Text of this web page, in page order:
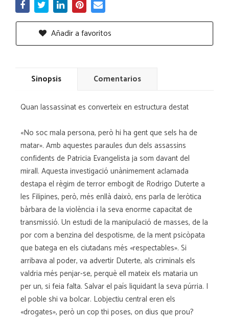
Añadir a favoritos
Sinopsis Comentarios
Quan lassassinat es converteix en estructura destat
«No soc mala persona, però hi ha gent que sels ha de
matar». Amb aquestes paraules dun dels assassins
confidents de Patricia Evangelista ja som davant del
mirall. Aquesta investigació unànimement aclamada
destapa el règim de terror embogit de Rodrigo Duterte a
les Filipines, però, més enllà daixò, ens parla de leròtica
bàrbara de la violència i la seva enorme capacitat de
transmissió. Un estudi de la manipulació de masses, de la
por com a benzina del despotisme, de la ment psicòpata
que batega en els ciutadans més «respectables». Si
arribava al poder, va advertir Duterte, als criminals els
valdria més penjar-se, perquè ell mateix els mataria un
per un, si feia falta. Salvar el país liquidant la seva púrria. I
el poble shi va bolcar. Lobjectiu central eren els
«drogates», però un cop thi poses, on dius que prou?